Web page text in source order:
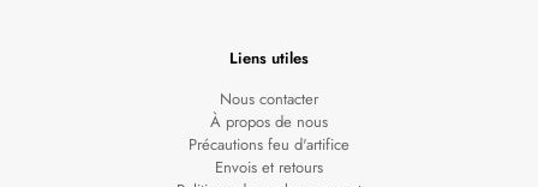
Liens utiles
Nous contacter
À propos de nous
Précautions feu d'artifice
Envois et retours